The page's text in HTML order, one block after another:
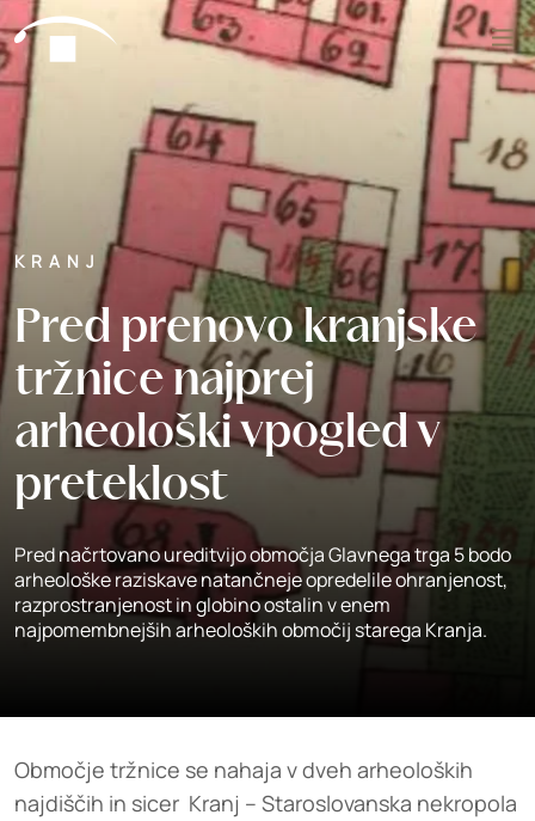
Preskoči na vsebino
Išči
KRANJ
Pred prenovo kranjske
tržnice najprej
arheološki vpogled v
preteklost
Pred načrtovano ureditvijo območja Glavnega trga 5 bodo
arheološke raziskave natančneje opredelile ohranjenost,
razprostranjenost in globino ostalin v enem
najpomembnejših arheoloških območij starega Kranja.
Območje tržnice se nahaja v dveh arheoloških
najdiščih in sicer Kranj – Staroslovanska nekropola